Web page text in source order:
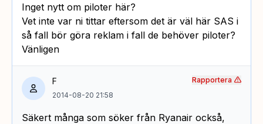
Inget nytt om piloter här?
Vet inte var ni tittar eftersom det är väl här SAS i
så fall bör göra reklam i fall de behöver piloter?
Vänligen
F
2014-08-20 21:58
Säkert många som söker från Ryanair också,
Rapportera